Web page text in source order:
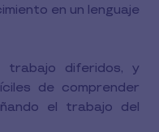
en un lenguaje
trabajo diferidos, y
de comprender
el trabajo del